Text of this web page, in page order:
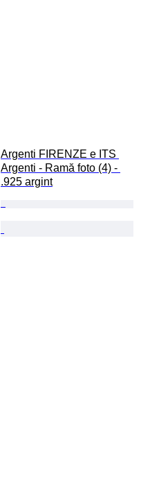
Argenti FIRENZE e ITS
Argenti - Ramă foto (4) -
.925 argint